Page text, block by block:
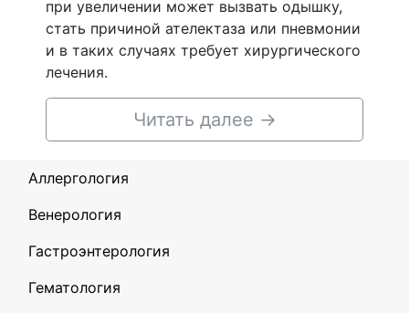
при увеличении может вызвать одышку,
стать причиной ателектаза или пневмонии
и в таких случаях требует хирургического
лечения.
Читать далее →
Аллергология
Венерология
Гастроэнтерология
Гематология